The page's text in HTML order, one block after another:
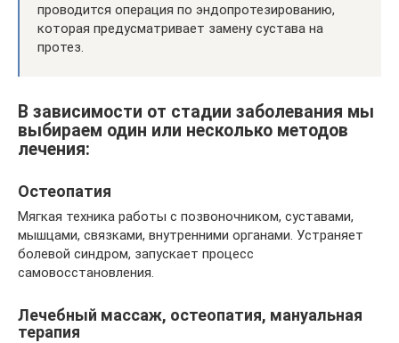
проводится операция по эндопротезированию,
которая предусматривает замену сустава на
протез.
В зависимости от стадии заболевания мы
выбираем один или несколько методов
лечения:
Остеопатия
Мягкая техника работы с позвоночником, суставами,
мышцами, связками, внутренними органами. Устраняет
болевой синдром, запускает процесс
самовосстановления.
Лечебный массаж, остеопатия, мануальная
терапия